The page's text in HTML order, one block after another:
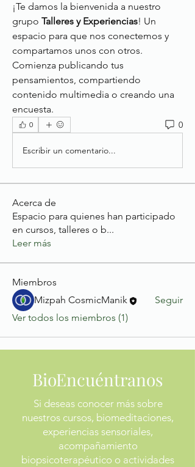
¡Te damos la bienvenida a nuestro
grupo Talleres y Experiencias! Un
espacio para que nos conectemos y
compartamos unos con otros.
Comienza publicando tus
pensamientos, compartiendo
contenido multimedia o creando una
encuesta.
0 0
Escribir un comentario...
Acerca de
Espacio para quienes han participado
en cursos, talleres o b...
Leer más
Miembros
Mizpah CosmicManik
Seguir
Ver todos los miembros (1)
BioEncuéntranos
Si deseas conocer más sobre
nuestros cursos, biomeditaciones,
experiencias sensoriales,
acompañamiento
biopsicoterapéutico o actividades